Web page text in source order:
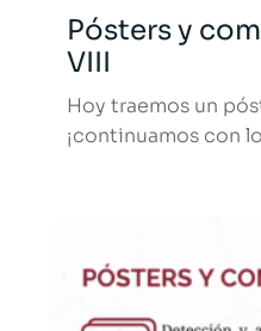
Pósters y
VIII
Hoy traemos un
¡continuamos con